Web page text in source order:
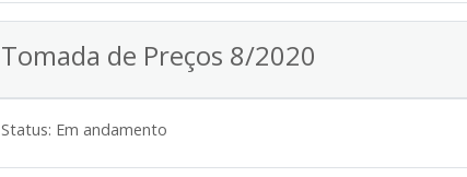
Tomada de Preços 8/2020
Status: Em andamento